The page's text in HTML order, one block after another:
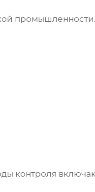
промышленности.
контроля